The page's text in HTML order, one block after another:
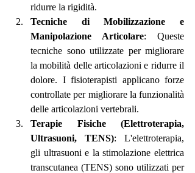
ridurre la rigidità.
Tecniche di Mobilizzazione e
Manipolazione Articolare: Queste
tecniche sono utilizzate per migliorare
la mobilità delle articolazioni e ridurre il
dolore. I fisioterapisti applicano forze
controllate per migliorare la funzionalità
delle articolazioni vertebrali.
Terapie Fisiche (Elettroterapia,
Ultrasuoni, TENS): L'elettroterapia,
gli ultrasuoni e la stimolazione elettrica
transcutanea (TENS) sono utilizzati per